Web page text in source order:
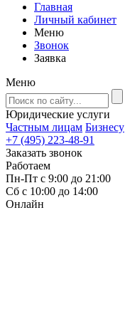
Главная
Личный кабинет
Меню
Звонок
Заявка
Меню
Юридические услуги
Частным лицам Бизнесу
+7 (495) 223-48-91
Заказать звонок
Работаем
Пн-Пт с 9:00 до 21:00
Сб с 10:00 до 14:00
Онлайн